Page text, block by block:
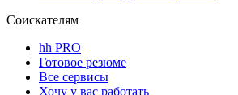
Соискателям
hh PRO
Готовое резюме
Все сервисы
Хочу у вас работать